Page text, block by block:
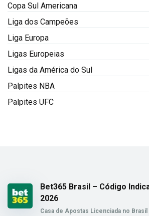
Copa Sul Americana
Liga dos Campeões
Liga Europa
Ligas Europeias
Ligas da América do Sul
Palpites NBA
Palpites UFC
Bet365 Brasil – Código
2026
Casa de Apostas Licenciada no Brasil